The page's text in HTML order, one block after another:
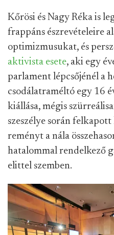
Kőrösi és Nagy Réka is
frappáns észrevételeire
optimizmusukat, és
aktivista esete, aki egy
parlament lépcsőjénél a
csodálatraméltó egy 16
kiállása, mégis
szeszélye során
reményt a nála
hatalommal rendelkező
elittel szemben.